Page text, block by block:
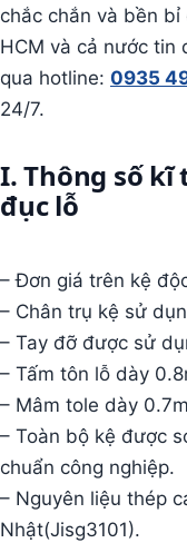
chắc chắn và bền
HCM và cả nước tin
qua hotline: 0935
24/7.
I. Thông số
đục lỗ
– Đơn giá trên kệ
– Chân trụ kệ sử
– Tay đỡ được sử
– Tấm tôn lỗ dày
– Mâm tole dày
– Toàn bộ kệ được
chuẩn công nghiệp.
– Nguyên liệu thép
Nhật(Jisg3101).